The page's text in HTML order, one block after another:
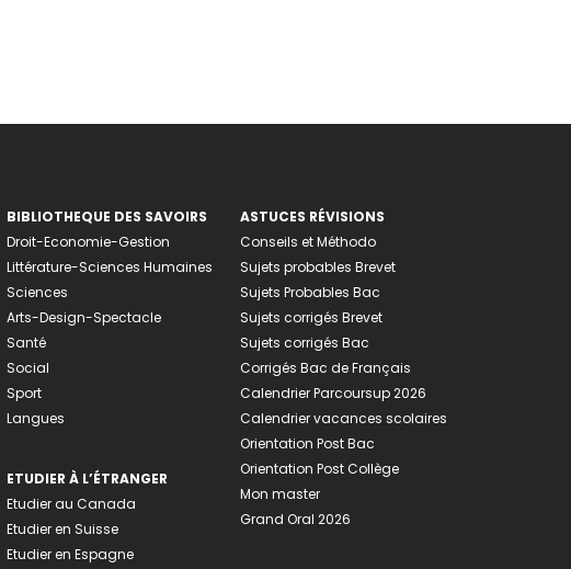
BIBLIOTHEQUE DES SAVOIRS
Droit-Economie-Gestion
Littérature-Sciences Humaines
Sciences
Arts-Design-Spectacle
Santé
Social
Sport
Langues
ETUDIER À L’ÉTRANGER
Etudier au Canada
Etudier en Suisse
Etudier en Espagne
ASTUCES RÉVISIONS
Conseils et Méthodo
Sujets probables Brevet
Sujets Probables Bac
Sujets corrigés Brevet
Sujets corrigés Bac
Corrigés Bac de Français
Calendrier Parcoursup 2026
Calendrier vacances scolaires
Orientation Post Bac
Orientation Post Collège
Mon master
Grand Oral 2026